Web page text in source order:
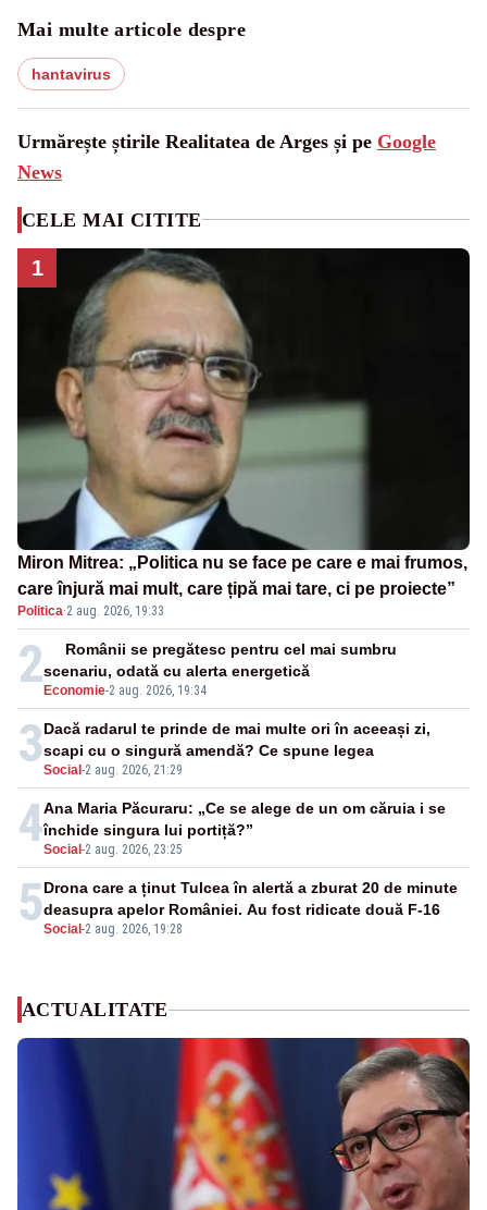
Mai multe articole despre
hantavirus
Urmărește știrile Realitatea de Arges și pe Google
News
CELE MAI CITITE
1
Miron Mitrea: „Politica nu se face pe care e mai frumos,
care înjură mai mult, care țipă mai tare, ci pe proiecte”
Politica·2 aug. 2026, 19:33
2 Economie-2 aug. 2026, 19:34
Românii se pregătesc pentru cel mai sumbru
scenariu, odată cu alerta energetică
3Social -2 aug. 2026, 21:29
Dacă radarul te prinde de mai multe ori în aceeași zi,
scapi cu o singură amendă? Ce spune legea
4Social -2 aug. 2026, 23:25
Ana Maria Păcuraru: „Ce se alege de un om căruia i se
închide singura lui portiță?”
5Social -2 aug. 2026, 19:28
Drona care a ținut Tulcea în alertă a zburat 20 de minute
deasupra apelor României. Au fost ridicate două F-16
ACTUALITATE